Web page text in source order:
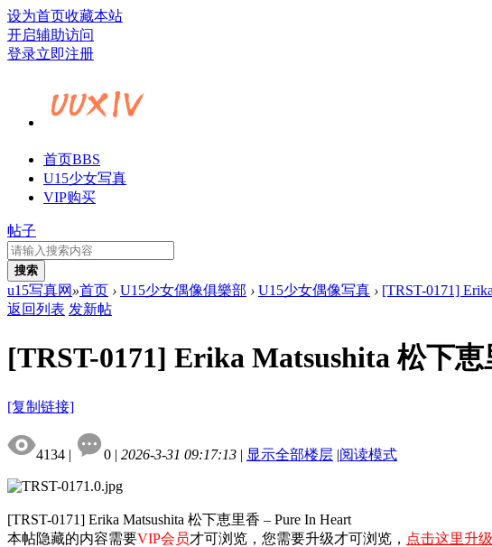
设为首页收藏本站
开启辅助访问
登录立即注册
首页BBS
U15少女写真
VIP购买
帖子
搜索
u15写真网 »首页 › U15少女偶像俱樂部 › U15少女偶像写真 › [TRST-0171]
返回列表 发新帖
[TRST-0171] Erika Matsushita 松下
[复制链接]
4134 | 0 | 2026-3-31 09:17:13 | 显示全部楼层 |阅读模式
[TRST-0171] Erika Matsushita 松下恵里香 – Pure In Heart
本帖隐藏的内容需要VIP会员才可浏览，您需要升级才可浏览， 点击这里升